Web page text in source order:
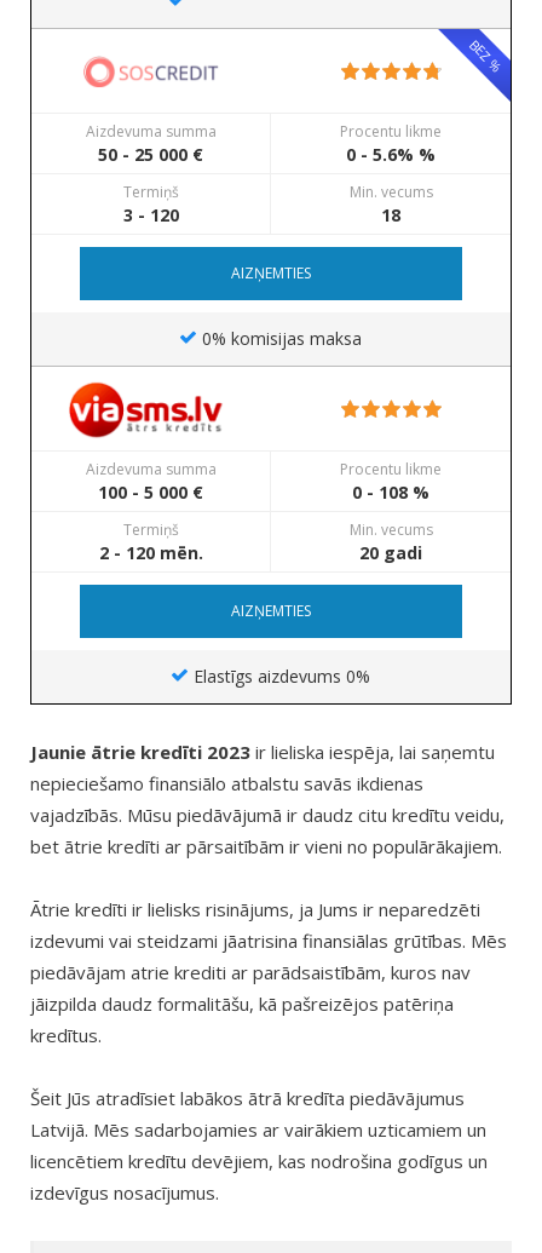
BEZ %
Aizdevuma summa
50 - 25 000 €
Procentu likme
0 - 5.6% %
Termiņš
3 - 120
Min. vecums
18
AIZŅEMTIES
0% komisijas maksa
Aizdevuma summa
100 - 5 000 €
Procentu likme
0 - 108 %
Termiņš
2 - 120 mēn.
Min. vecums
20 gadi
AIZŅEMTIES
Elastīgs aizdevums 0%
Jaunie ātrie kredīti 2023 ir lieliska iespēja, lai saņemtu
nepieciešamo finansiālo atbalstu savās ikdienas
vajadzībās. Mūsu piedāvājumā ir daudz citu kredītu veidu,
bet ātrie kredīti ar pārsaitībām ir vieni no populārākajiem.
Ātrie kredīti ir lielisks risinājums, ja Jums ir neparedzēti
izdevumi vai steidzami jāatrisina finansiālas grūtības. Mēs
piedāvājam atrie krediti ar parādsaistībām, kuros nav
jāizpilda daudz formalitāšu, kā pašreizējos patēriņa
kredītus.
Šeit Jūs atradīsiet labākos ātrā kredīta piedāvājumus
Latvijā. Mēs sadarbojamies ar vairākiem uzticamiem un
licencētiem kredītu devējiem, kas nodrošina godīgus un
izdevīgus nosacījumus.